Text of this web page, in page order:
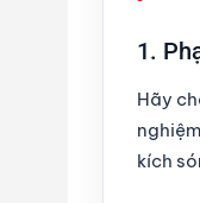
1.
Hãy
kích